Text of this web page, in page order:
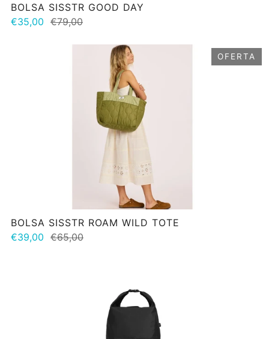
BOLSA SISSTR GOOD DAY
€35,00 €79,00
OFERTA
BOLSA SISSTR ROAM WILD TOTE
€39,00 €65,00